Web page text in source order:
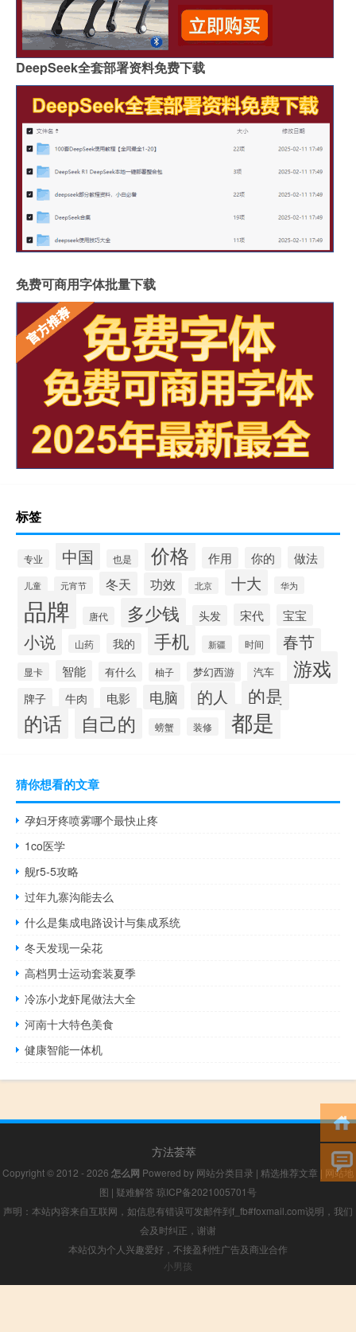
DeepSeek全套部署资料免费下载
免费可商用字体批量下载
标签
专业 中国 也是 价格 作用 你的 做法
儿童 元宵节 冬天 功效 北京 十大 华为
品牌 唐代 多少钱 头发 宋代 宝宝
小说 山药 我的 手机 新疆 时间 春节
显卡 智能 有什么 柚子 梦幻西游 汽车 游戏
牌子 牛肉 电影 电脑 的人 的是
的话 自己的 螃蟹 装修 都是
猜你想看的文章
孕妇牙疼喷雾哪个最快止疼
1co医学
舰r5-5攻略
过年九寨沟能去么
什么是集成电路设计与集成系统
冬天发现一朵花
高档男士运动套装夏季
冷冻小龙虾尾做法大全
河南十大特色美食
健康智能一体机
方法荟萃
Copyright © 2012 - 2026 怎么网 Powered by 网站分类目录 | 精选推荐文章 | 网站地
图 | 疑难解答 琼ICP备2021005701号
声明：本站内容来自互联网，如信息有错误可发邮件到f_fb#foxmail.com说明，我们
会及时纠正，谢谢
本站仅为个人兴趣爱好，不接盈利性广告及商业合作
小男孩